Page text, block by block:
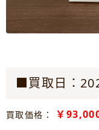
■買取日：
買取価格： ￥